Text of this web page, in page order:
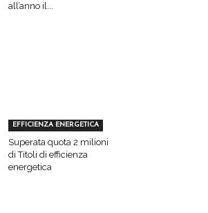
all’anno il...
EFFICIENZA ENERGETICA
Superata quota 2 milioni
di Titoli di efficienza
energetica